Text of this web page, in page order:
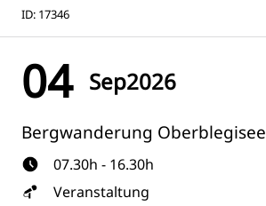
ID: 17346
04 Sep2026
Bergwanderung Oberblegisee
07.30h - 16.30h
Veranstaltung